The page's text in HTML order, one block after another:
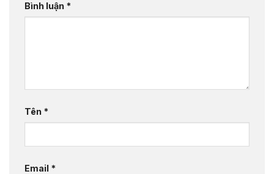
Bình luận *
Tên *
Email *